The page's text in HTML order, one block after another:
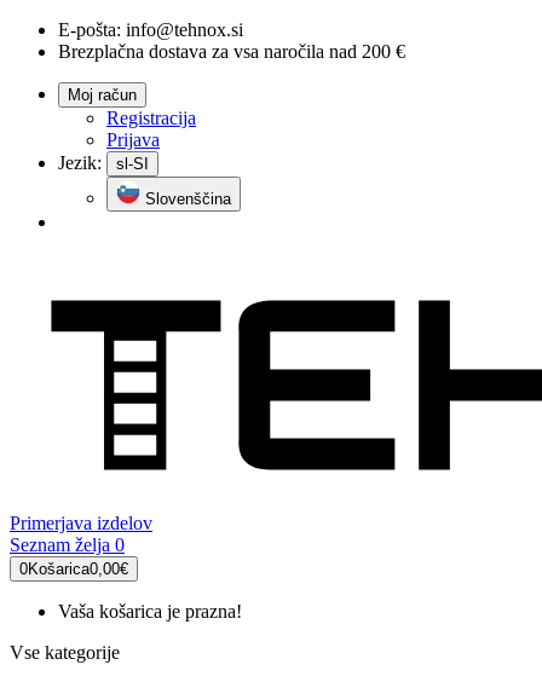
E-pošta: info@tehnox.si
Brezplačna dostava za vsa naročila nad 200 €
Moj račun
Registracija
Prijava
Jezik:
sl-SI
Slovenščina
Primerjava izdelov
Seznam želja 0
0Košarica0,00€
Vaša košarica je prazna!
Vse kategorije